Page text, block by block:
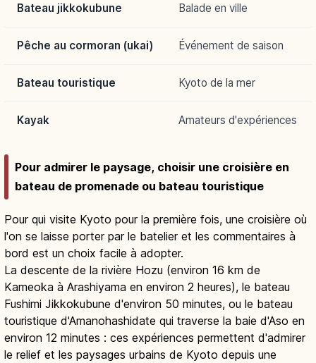
Bateau jikkokubune Balade en ville
Pêche au cormoran (ukai) Événement de saison
Bateau touristique Kyoto de la mer
Kayak Amateurs d'expériences
Pour admirer le paysage, choisir une croisière en
bateau de promenade ou bateau touristique
Pour qui visite Kyoto pour la première fois, une croisière où
l'on se laisse porter par le batelier et les commentaires à
bord est un choix facile à adopter.
La descente de la rivière Hozu (environ 16 km de
Kameoka à Arashiyama en environ 2 heures), le bateau
Fushimi Jikkokubune d'environ 50 minutes, ou le bateau
touristique d'Amanohashidate qui traverse la baie d'Aso en
environ 12 minutes : ces expériences permettent d'admirer
le relief et les paysages urbains de Kyoto depuis une